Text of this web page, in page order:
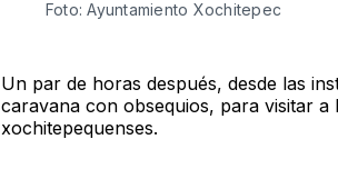
Foto: Ayuntamiento Xochitepec
Un par de horas después, desde las
caravana con obsequios, para visitar a
xochitepequenses.